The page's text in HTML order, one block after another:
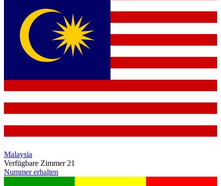
Malaysia
Verfügbare Zimmer 21
Nummer erhalten